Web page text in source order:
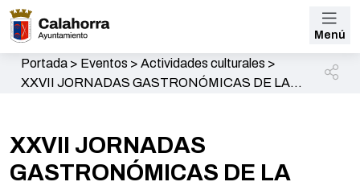
Menú
Portada> Eventos > Actividades culturales >
XXVII JORNADAS GASTRONÓMICAS DE LA
XXVII JORNADAS
GASTRONÓMICAS DE LA